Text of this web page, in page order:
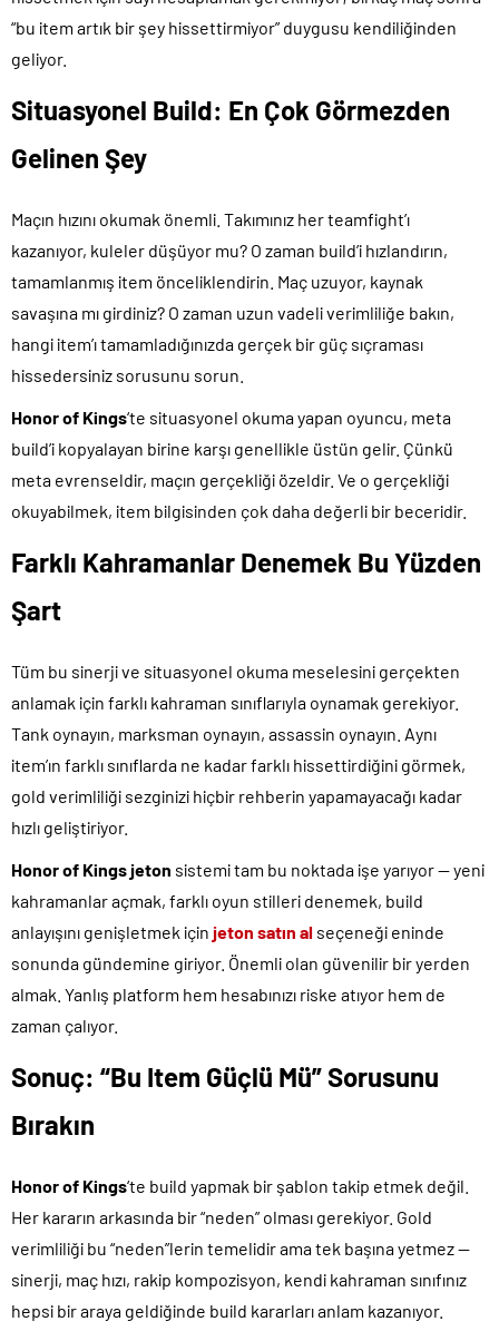
“bu item artık bir şey hissettirmiyor” duygusu kendiliğinden
geliyor.
Situasyonel Build: En Çok Görmezden
Gelinen Şey
Maçın hızını okumak önemli. Takımınız her teamfight’ı
kazanıyor, kuleler düşüyor mu? O zaman build’i hızlandırın,
tamamlanmış item önceliklendirin. Maç uzuyor, kaynak
savaşına mı girdiniz? O zaman uzun vadeli verimliliğe bakın,
hangi item’ı tamamladığınızda gerçek bir güç sıçraması
hissedersiniz sorusunu sorun.
Honor of Kings‘te situasyonel okuma yapan oyuncu, meta
build’i kopyalayan birine karşı genellikle üstün gelir. Çünkü
meta evrenseldir, maçın gerçekliği özeldir. Ve o gerçekliği
okuyabilmek, item bilgisinden çok daha değerli bir beceridir.
Farklı Kahramanlar Denemek Bu Yüzden
Şart
Tüm bu sinerji ve situasyonel okuma meselesini gerçekten
anlamak için farklı kahraman sınıflarıyla oynamak gerekiyor.
Tank oynayın, marksman oynayın, assassin oynayın. Aynı
item’ın farklı sınıflarda ne kadar farklı hissettirdiğini görmek,
gold verimliliği sezginizi hiçbir rehberin yapamayacağı kadar
hızlı geliştiriyor.
Honor of Kings jeton sistemi tam bu noktada işe yarıyor — yeni
kahramanlar açmak, farklı oyun stilleri denemek, build
anlayışını genişletmek için jeton satın al seçeneği eninde
sonunda gündemine giriyor. Önemli olan güvenilir bir yerden
almak. Yanlış platform hem hesabınızı riske atıyor hem de
zaman çalıyor.
Sonuç: “Bu Item Güçlü Mü” Sorusunu
Bırakın
Honor of Kings‘te build yapmak bir şablon takip etmek değil.
Her kararın arkasında bir “neden” olması gerekiyor. Gold
verimliliği bu “neden”lerin temelidir ama tek başına yetmez —
sinerji, maç hızı, rakip kompozisyon, kendi kahraman sınıfınız
hepsi bir araya geldiğinde build kararları anlam kazanıyor.